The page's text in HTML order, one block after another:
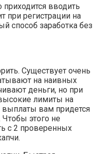
вводить
при регистрации на
способ заработка без
Существует очень
на наивных
деньги, но при
лимиты на
выплаты вам придется
этого не
с 2 проверенных